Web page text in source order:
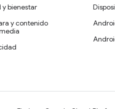
y bienestar
y contenido